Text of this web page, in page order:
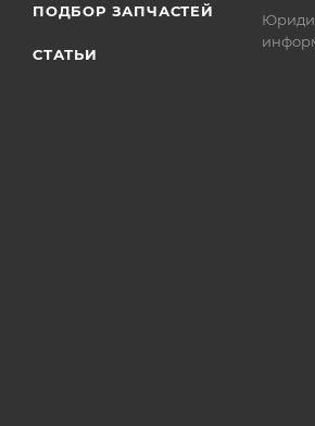
ПОДБОР ЗАПЧАСТЕЙ
СТАТЬИ